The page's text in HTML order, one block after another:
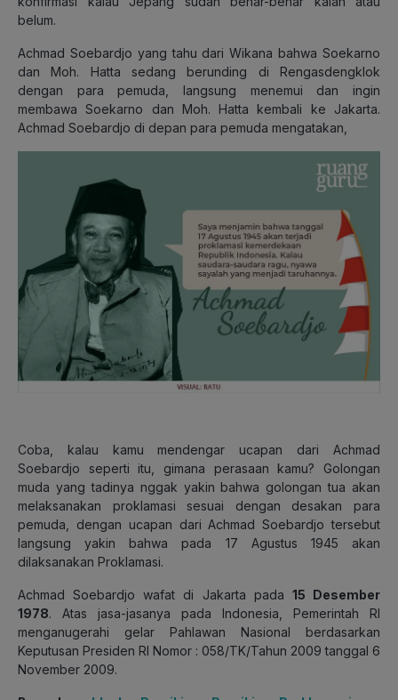
belum.
Achmad Soebardjo yang tahu dari Wikana bahwa Soekarno
dan Moh. Hatta sedang berunding di Rengasdengklok
dengan para pemuda, langsung menemui dan ingin
membawa Soekarno dan Moh. Hatta kembali ke Jakarta.
Achmad Soebardjo di depan para pemuda mengatakan,
Coba, kalau kamu mendengar ucapan dari Achmad
Soebardjo seperti itu, gimana perasaan kamu? Golongan
muda yang tadinya nggak yakin bahwa golongan tua akan
melaksanakan proklamasi sesuai dengan desakan para
pemuda, dengan ucapan dari Achmad Soebardjo tersebut
langsung yakin bahwa pada 17 Agustus 1945 akan
dilaksanakan Proklamasi.
Achmad Soebardjo wafat di Jakarta pada 15 Desember
1978. Atas jasa-jasanya pada Indonesia, Pemerintah RI
menganugerahi gelar Pahlawan Nasional berdasarkan
Keputusan Presiden RI Nomor : 058/TK/Tahun 2009 tanggal 6
November 2009.